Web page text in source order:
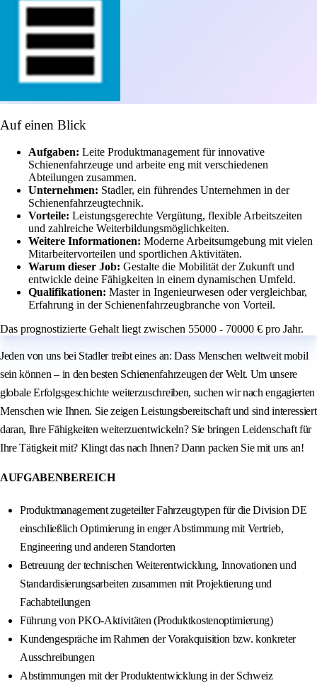
Auf einen Blick
Aufgaben: Leite Produktmanagement für innovative
Schienenfahrzeuge und arbeite eng mit verschiedenen
Abteilungen zusammen.
Unternehmen: Stadler, ein führendes Unternehmen in der
Schienenfahrzeugtechnik.
Vorteile: Leistungsgerechte Vergütung, flexible Arbeitszeiten
und zahlreiche Weiterbildungsmöglichkeiten.
Weitere Informationen: Moderne Arbeitsumgebung mit vielen
Mitarbeitervorteilen und sportlichen Aktivitäten.
Warum dieser Job: Gestalte die Mobilität der Zukunft und
entwickle deine Fähigkeiten in einem dynamischen Umfeld.
Qualifikationen: Master in Ingenieurwesen oder vergleichbar,
Erfahrung in der Schienenfahrzeugbranche von Vorteil.
Das prognostizierte Gehalt liegt zwischen 55000 - 70000 € pro Jahr.
Jeden von uns bei Stadler treibt eines an: Dass Menschen weltweit mobil
sein können – in den besten Schienenfahrzeugen der Welt. Um unsere
globale Erfolgsgeschichte weiterzuschreiben, suchen wir nach engagierten
Menschen wie Ihnen. Sie zeigen Leistungsbereitschaft und sind interessiert
daran, Ihre Fähigkeiten weiterzuentwickeln? Sie bringen Leidenschaft für
Ihre Tätigkeit mit? Klingt das nach Ihnen? Dann packen Sie mit uns an!
AUFGABENBEREICH
Produktmanagement zugeteilter Fahrzeugtypen für die Division DE
einschließlich Optimierung in enger Abstimmung mit Vertrieb,
Engineering und anderen Standorten
Betreuung der technischen Weiterentwicklung, Innovationen und
Standardisierungsarbeiten zusammen mit Projektierung und
Fachabteilungen
Führung von PKO-Aktivitäten (Produktkostenoptimierung)
Kundengespräche im Rahmen der Vorakquisition bzw. konkreter
Ausschreibungen
Abstimmungen mit der Produktentwicklung in der Schweiz